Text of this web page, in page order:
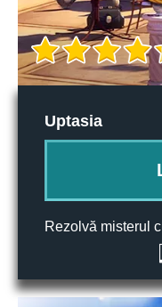
Uptasia
Rezolvă misterul